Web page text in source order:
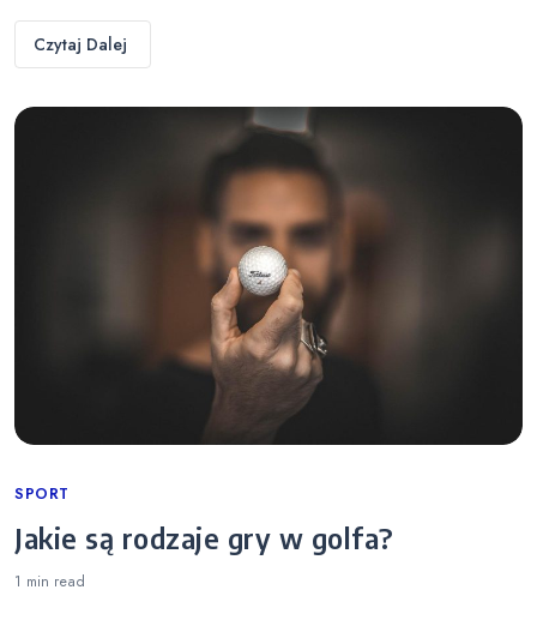
Czytaj Dalej
Categories
SPORT
Jakie są rodzaje gry w golfa?
1 min read